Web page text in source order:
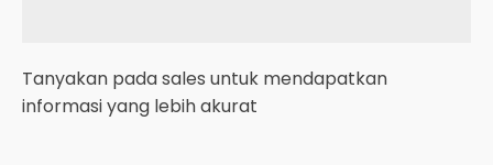
Tanyakan pada sales untuk mendapatkan
informasi yang lebih akurat